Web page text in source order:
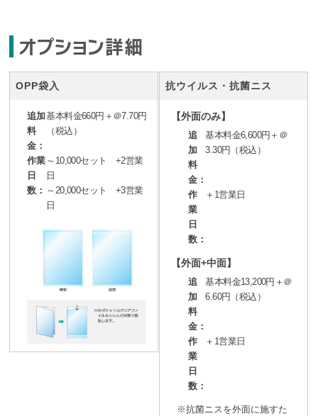
オプション詳細
OPP袋入
追加
料
金：
基本料金660円＋＠7.70円
（税込）
作業
日
数：
～10,000セット +2営業
日
～20,000セット +3営業
日
抗ウイルス・抗菌ニス
【外面のみ】
追
加
料
金：
基本料金6,600円＋＠
3.30円（税込）
作
業
日
数：
＋1営業日
【外面+中面】
追
加
料
金：
基本料金13,200円＋＠
6.60円（税込）
作
業
日
数：
＋1営業日
※抗菌ニスを外面に施すた